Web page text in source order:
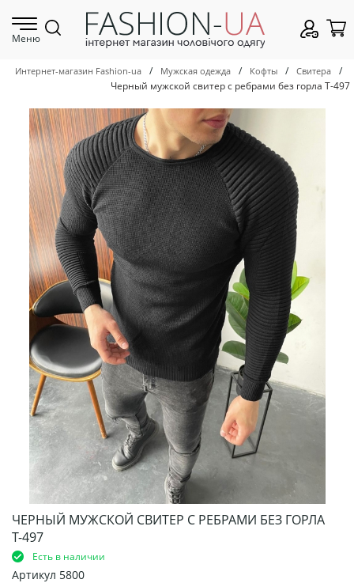
Меню
Интернет-магазин Fashion-ua / Мужская одежда / Кофты / Свитера
/
Черный мужской свитер с ребрами без горла Т-497
ЧЕРНЫЙ МУЖСКОЙ СВИТЕР С РЕБРАМИ БЕЗ ГОРЛА
Т-497
Есть в наличии
Артикул 5800